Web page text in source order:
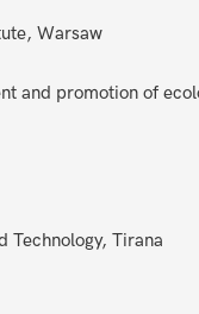
Warsaw
and promotion of
Technology, Tirana